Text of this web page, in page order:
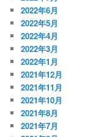
2022年6月
2022年5月
2022年4月
2022年3月
2022年1月
2021年12月
2021年11月
2021年10月
2021年8月
2021年7月